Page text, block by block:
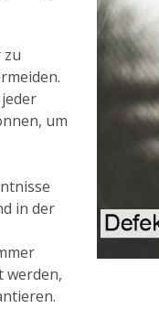
zu
um
in der
werden,